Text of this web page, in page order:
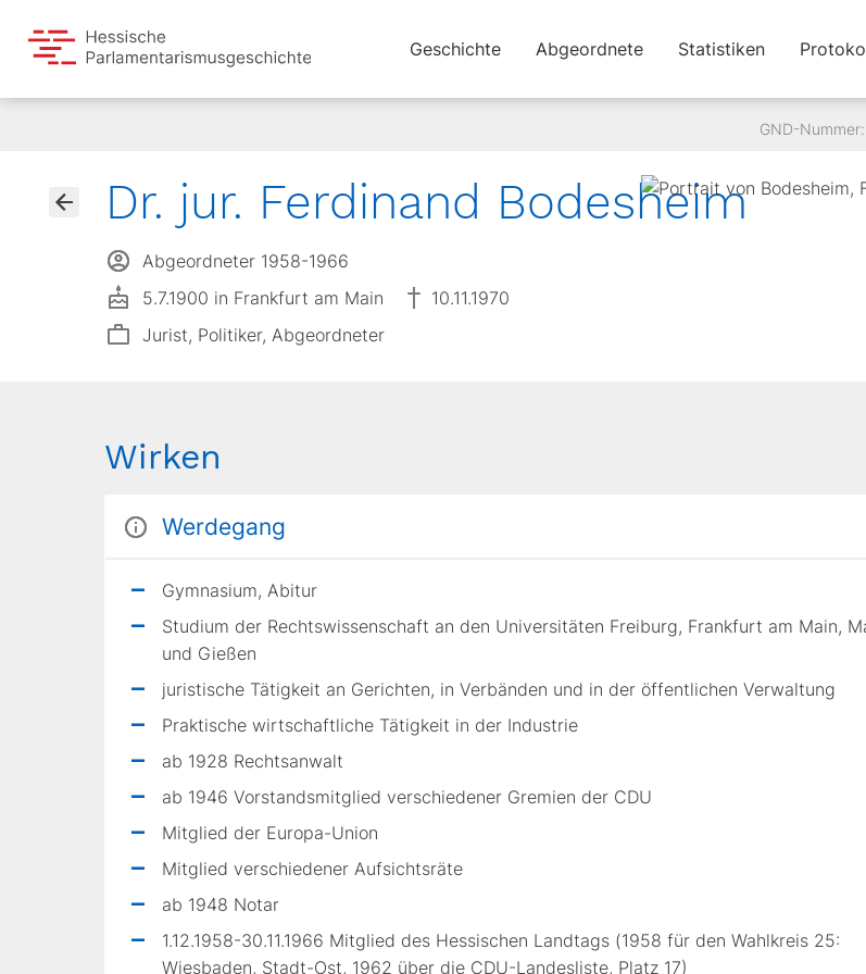
Geschichte Abgeordnete Statistiken
GND-
Dr. jur. Ferdinand Bodesheim
Abgeordneter 1958-1966
5.7.1900 in Frankfurt am Main
10.11.1970
Jurist, Politiker, Abgeordneter
Wirken
Werdegang
Gymnasium, Abitur
Studium der Rechtswissenschaft an den Universitäten Freiburg, Frankfurt am Main,
und Gießen
juristische Tätigkeit an Gerichten, in Verbänden und in der öffentlichen Verwaltung
Praktische wirtschaftliche Tätigkeit in der Industrie
ab 1928 Rechtsanwalt
ab 1946 Vorstandsmitglied verschiedener Gremien der CDU
Mitglied der Europa-Union
Mitglied verschiedener Aufsichtsräte
ab 1948 Notar
1.12.1958-30.11.1966 Mitglied des Hessischen Landtags (1958 für den Wahlkreis 25:
Wiesbaden, Stadt-Ost, 1962 über die CDU-Landesliste, Platz 17)